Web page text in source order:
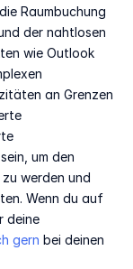
Raumbuchung
der nahtlosen
wie Outlook
an Grenzen
um den
werden und
Wenn du auf
deine
gern bei deinen